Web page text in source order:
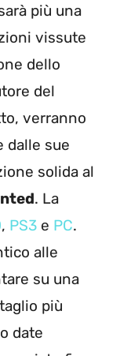
più una
vissute
dello
del
verranno
dalle sue
solida al
. La
, PS3 e PC.
alle
su una
più
date